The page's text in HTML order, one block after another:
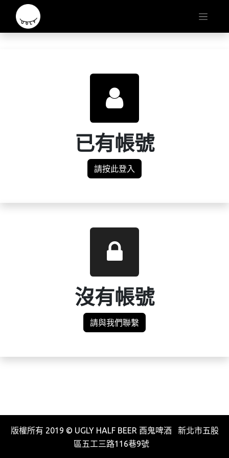
已有帳號
請按此登入
沒有帳號
請與我們聯繫
版權所有 2019 © UGLY HALF BEER 酉鬼啤酒 新北市五股
區五工三路116巷9號